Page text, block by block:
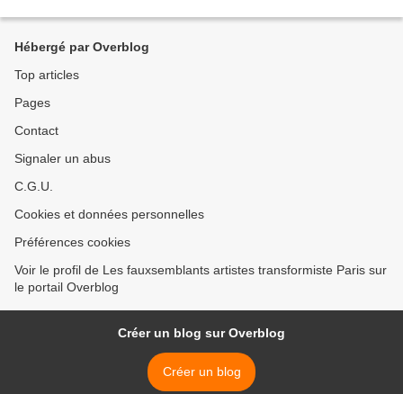
Hébergé par Overblog
Top articles
Pages
Contact
Signaler un abus
C.G.U.
Cookies et données personnelles
Préférences cookies
Voir le profil de Les fauxsemblants artistes transformiste Paris sur
le portail Overblog
Créer un blog sur Overblog
Créer un blog